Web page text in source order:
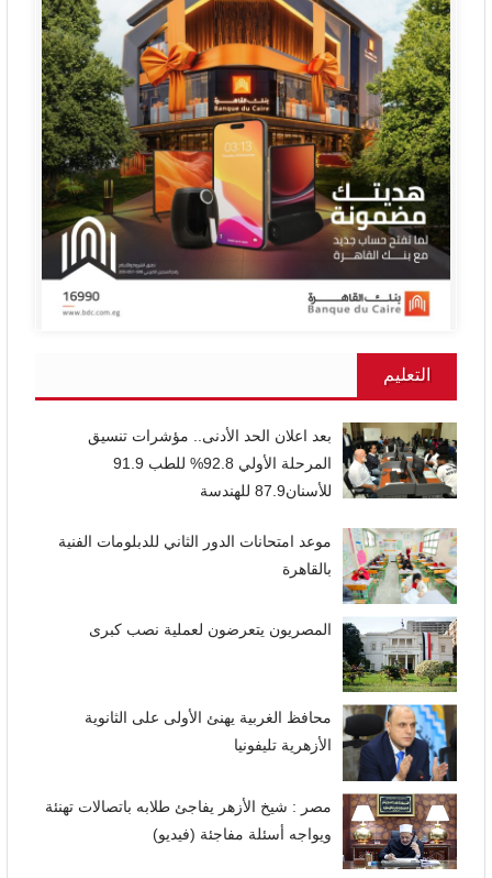
التعليم
بعد اعلان الحد الأدنى.. مؤشرات تنسيق
المرحلة الأولي 92.8% للطب 91.9
للأسنان87.9 للهندسة
موعد امتحانات الدور الثاني للدبلومات الفنية
بالقاهرة
المصريون يتعرضون لعملية نصب كبرى
محافظ الغربية يهنئ الأولى على الثانوية
الأزهرية تليفونيا
مصر : شيخ الأزهر يفاجئ طلابه باتصالات تهنئة
ويواجه أسئلة مفاجئة (فيديو)